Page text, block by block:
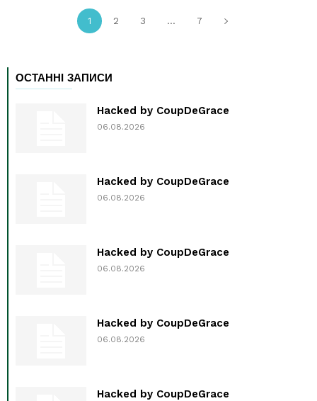
1 2 3 ... 7
ОСТАННІ ЗАПИСИ
Hacked by CoupDeGrace
06.08.2026
Hacked by CoupDeGrace
06.08.2026
Hacked by CoupDeGrace
06.08.2026
Hacked by CoupDeGrace
06.08.2026
Hacked by CoupDeGrace